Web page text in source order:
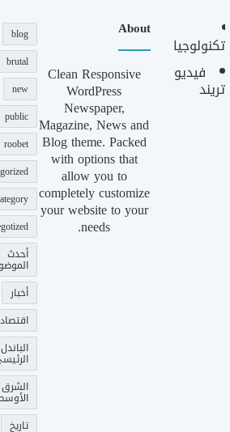
تكنولوجيا
فيديو
تريند
About
Clean Responsive
WordPress
Newspaper,
Magazine, News and
Blog theme. Packed
with options that
allow you to
completely customize
your website to your
needs.
blog
brutal
new
public
roobet
أحدث
أخبار
اقتصاد
الباندل
الشرق
تاريخ